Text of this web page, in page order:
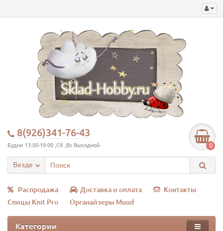
8(926)341-76-43
Будни 13:00-19:00 ,Сб ,Вс Выходной 0
Везде
Распродажа Доставка и оплата
Контакты
Спицы Knit Pro
Органайзеры Muud
Категории